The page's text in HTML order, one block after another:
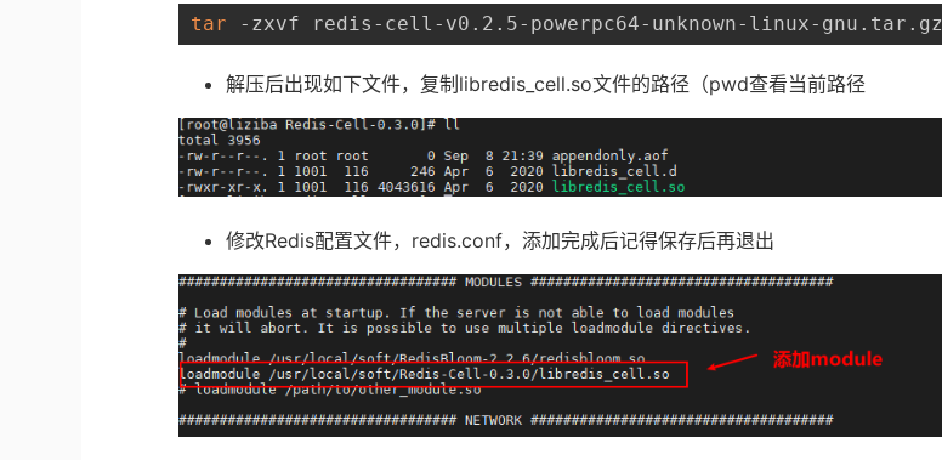
tar -zxvf redis-cell-v0.2.5-powerpc64-unknown-linux-gnu.tar.gz
解压后出现如下文件，复制libredis_cell.so文件的路径（pwd查看当前路径
修改Redis配置文件，redis.conf，添加完成后记得保存后再退出